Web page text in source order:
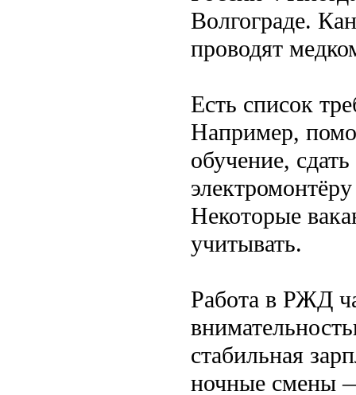
Волгограде.
проводят
Есть список
Например,
обучение,
Некоторые
учитывать.
Работа в РЖД
стабильная
ночные смены